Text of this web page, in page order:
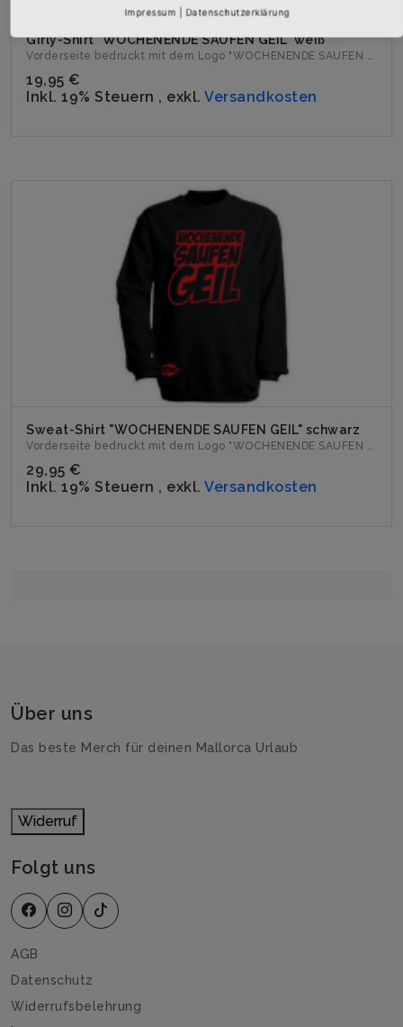
Girly-Shirt "WOCHENENDE SAUFEN GEIL" weiß
Vorderseite bedruckt mit dem Logo "WOCHENENDE SAUFEN GEIL". ...
19,95 €
Inkl. 19% Steuern , exkl. Versandkosten
Sweat-Shirt "WOCHENENDE SAUFEN GEIL" schwarz
Vorderseite bedruckt mit dem Logo "WOCHENENDE SAUFEN GEIL". ...
29,95 €
Inkl. 19% Steuern , exkl. Versandkosten
Über uns
Das beste Merch für deinen Mallorca Urlaub
Widerruf
Folgt uns
AGB
Datenschutz
Widerrufsbelehrung
Impressum Datenschutzerklärung